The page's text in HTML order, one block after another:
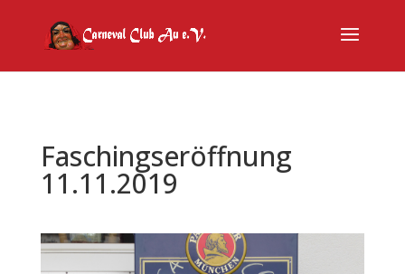
Faschingseröffnung
11.11.2019